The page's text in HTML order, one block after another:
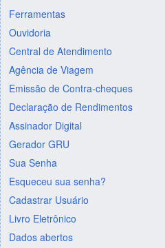
Ferramentas
Ouvidoria
Central de Atendimento
Agência de Viagem
Emissão de Contra-cheques
Declaração de Rendimentos
Assinador Digital
Gerador GRU
Sua Senha
Esqueceu sua senha?
Cadastrar Usuário
Livro Eletrônico
Dados abertos